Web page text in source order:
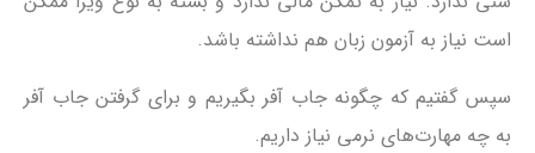
است نیاز به آزمون زبان هم نداشته باشد.
سپس گفتیم که چگونه جاب آفر بگیریم و برای گرفتن جاب آفر
به چه مهارت‌های نرمی نیاز داریم.